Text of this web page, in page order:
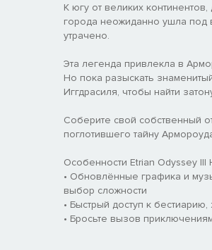
К югу от великих
города неожиданно ушла под
утрачено.
Эта легенда привлекла в
Но пока разыскать
Иггдрасиля, чтобы найти
Соберите свой собственный
поглотившего тайну
Особенности Etrian Odyssey III
• Обновлённые графика и
выбор сложности
• Быстрый доступ к
• Бросьте вызов